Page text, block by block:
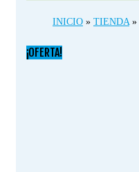
INICIO » TIENDA »
¡OFERTA!